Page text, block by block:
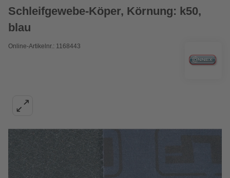
Schleifgewebe-Köper, Körnung: k50,
blau
Online-Artikelnr.: 1168443